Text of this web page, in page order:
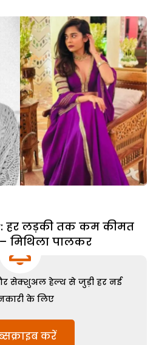
हर लड़की तक कम कीमत
मिथिला पालकर
सेक्शुअल हेल्थ से जुड़ी हर नई
के लिए
करें